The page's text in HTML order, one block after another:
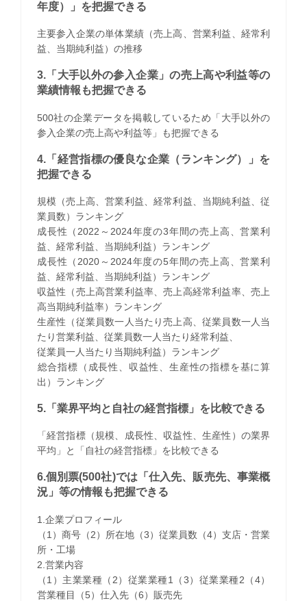
年度）」を把握できる
主要参入企業の単体業績（売上高、営業利益、経常利
益、当期純利益）の推移
3.「大手以外の参入企業」の売上高や利益等の
業績情報も把握できる
500社の企業データを掲載しているため「大手以外の
参入企業の売上高や利益等」も把握できる
4.「経営指標の優良な企業（ランキング）」を
把握できる
規模（売上高、営業利益、経常利益、当期純利益、従
業員数）ランキング
成長性（2022～2024年度の3年間の売上高、営業利
益、経常利益、当期純利益）ランキング
成長性（2020～2024年度の5年間の売上高、営業利
益、経常利益、当期純利益）ランキング
収益性（売上高営業利益率、売上高経常利益率、売上
高当期純利益率）ランキング
生産性（従業員数一人当たり売上高、従業員数一人当
たり営業利益、従業員数一人当たり経常利益、
従業員一人当たり当期純利益）ランキング
​総合指標（成長性、収益性、生産性の指標を基に算
出）ランキング
5.「業界平均と自社の経営指標」を比較できる
「経営指標（規模、成長性、収益性、生産性）の業界
平均」と「自社の経営指標」を比較できる
6.個別票(500社)では「仕入先、販売先、事業概
況」等の情報も把握できる
1.企業プロフィール
（1）商号（2）所在地（3）従業員数（4）支店・営業
所・工場
2.営業内容
（1）主業業種（2）従業業種1（3）従業業種2（4）
営業種目（5）仕入先（6）販売先